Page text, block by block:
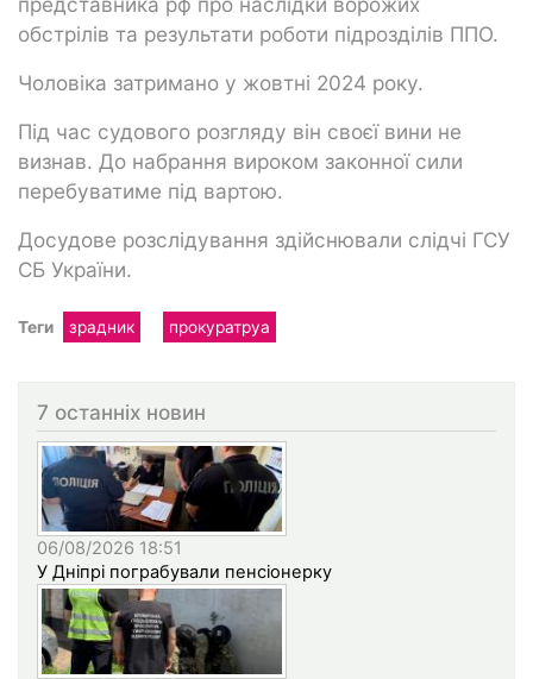
обстрілів та результати роботи підрозділів ППО.
Чоловіка затримано у жовтні 2024 року.
Під час судового розгляду він своєї вини не
визнав. До набрання вироком законної сили
перебуватиме під вартою.
Досудове розслідування здійснювали слідчі ГСУ
СБ України.
Теги зрадник прокуратруа
7 останніх новин
06/08/2026 18:51
У Дніпрі пограбували пенсіонерку